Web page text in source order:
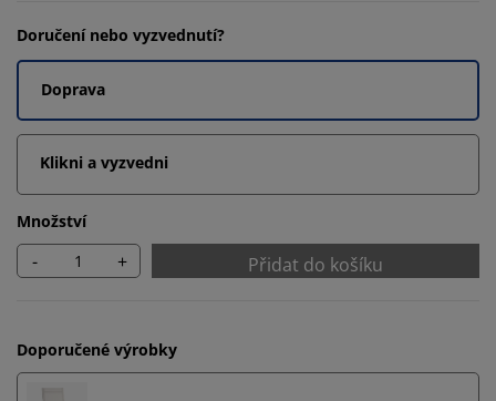
Doručení nebo vyzvednutí?
Doprava
Klikni a vyzvedni
Množství
- + Přidat do košíku
Doporučené výrobky